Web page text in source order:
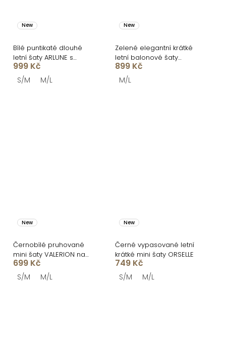
New
Bílé puntikaté dlouhé
letní šaty ARLUNE s
korzetem
999 Kč
S/M M/L
New
Zelené elegantní krátké
letní balonové šaty
LEONYA
899 Kč
M/L
New
Černobílé pruhované
mini šaty VALERION na
ramínka
699 Kč
S/M M/L
New
Černé vypasované letní
krátké mini šaty ORSELLE
749 Kč
S/M M/L